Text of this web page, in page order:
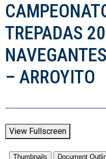
TREPADAS
– ARROYITO
View Fullscreen